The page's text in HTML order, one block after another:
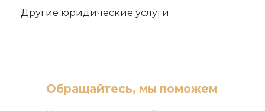
Другие юридические услуги
Обращайтесь, мы поможем